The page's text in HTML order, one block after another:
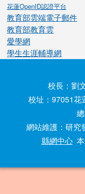
花蓮OpenID認證平台
教育部雲端電子郵件
教育部教育雲
愛學網
學生生涯輔導網
校長：劉
校址：97051花
網站維護：研究
縣網中心本